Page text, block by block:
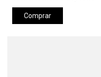
Comprar